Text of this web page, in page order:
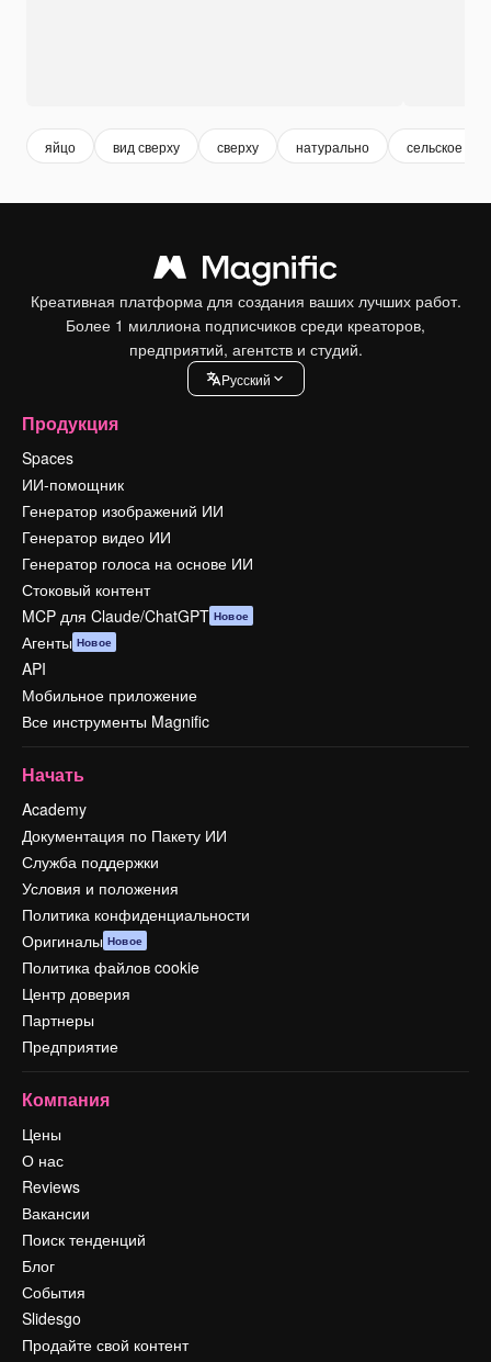
яйцо вид сверху сверху натурально сельское
Креативная платформа для создания ваших лучших работ.
Более 1 миллиона подписчиков среди креаторов,
предприятий, агентств и студий.
Pусский
Продукция
Spaces
ИИ-помощник
Генератор изображений ИИ
Генератор видео ИИ
Генератор голоса на основе ИИ
Стоковый контент
MCP для Claude/ChatGPT Новое
Агенты Новое
API
Мобильное приложение
Все инструменты Magnific
Начать
Academy
Документация по Пакету ИИ
Служба поддержки
Условия и положения
Политика конфиденциальности
Оригиналы Новое
Политика файлов cookie
Центр доверия
Партнеры
Предприятие
Компания
Цены
О нас
Reviews
Вакансии
Поиск тенденций
Блог
События
Slidesgo
Продайте свой контент